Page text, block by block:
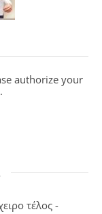
authorize your
.
τέλος -